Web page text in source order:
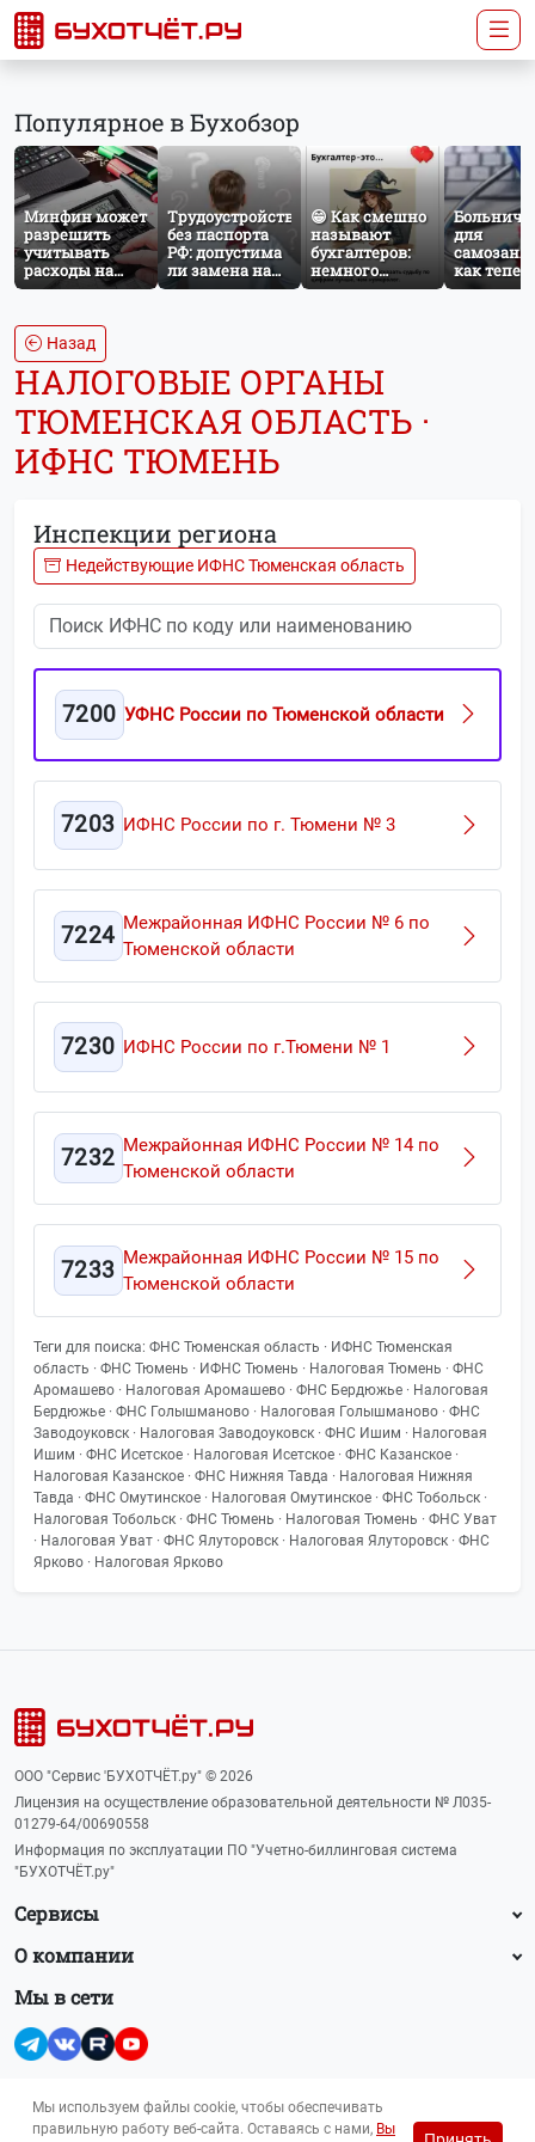
Популярное в Бухобзор
Минфин может
разрешить
учитывать
расходы на
защиту от
расчёте налога
на прибыль
Трудоустройство
без паспорта
РФ: допустима
ли замена на
загранпаспорт?
😁 Как смешно
называют
бухгалтеров:
немного
профессионального
для
как
работает
Назад
НАЛОГОВЫЕ ОРГАНЫ
ТЮМЕНСКАЯ ОБЛАСТЬ ·
ИФНС ТЮМЕНЬ
Инспекции региона
Недействующие ИФНС Тюменская область
7200 УФНС России по Тюменской области
7203 ИФНС России по г. Тюмени № 3
7224 Межрайонная ИФНС России № 6 по
Тюменской области
7230 ИФНС России по г.Тюмени № 1
7232 Межрайонная ИФНС России № 14 по
Тюменской области
7233 Межрайонная ИФНС России № 15 по
Тюменской области
Теги для поиска: ФНС Тюменская область · ИФНС Тюменская
область · ФНС Тюмень · ИФНС Тюмень · Налоговая Тюмень · ФНС
Аромашево · Налоговая Аромашево · ФНС Бердюжье · Налоговая
Бердюжье · ФНС Голышманово · Налоговая Голышманово · ФНС
Заводоуковск · Налоговая Заводоуковск · ФНС Ишим · Налоговая
Ишим · ФНС Исетское · Налоговая Исетское · ФНС Казанское ·
Налоговая Казанское · ФНС Нижняя Тавда · Налоговая Нижняя
Тавда · ФНС Омутинское · Налоговая Омутинское · ФНС Тобольск ·
Налоговая Тобольск · ФНС Тюмень · Налоговая Тюмень · ФНС Уват
· Налоговая Уват · ФНС Ялуторовск · Налоговая Ялуторовск · ФНС
Ярково · Налоговая Ярково
ООО "Сервис 'БУХОТЧЁТ.ру" © 2026
Лицензия на осуществление образовательной деятельности № Л035-
01279-64/00690558
Информация по эксплуатации ПО "Учетно-биллинговая система
"БУХОТЧЁТ.ру"
Сервисы
О компании
Мы в сети
Мы используем файлы cookie, чтобы обеспечивать
правильную работу веб-сайта. Оставаясь с нами, Вы